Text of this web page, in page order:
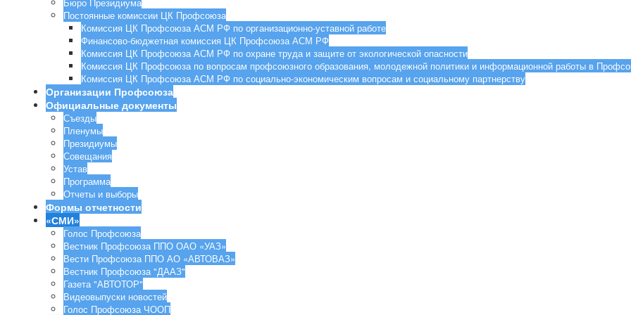
Постоянные комиссии ЦК Профсоюза
Комиссия ЦК Профсоюза АСМ РФ по организационно-уставной работе
Финансово-бюджетная комиссия ЦК Профсоюза АСМ РФ
Комиссия ЦК Профсоюза АСМ РФ по охране труда и защите от экологической опасности
Комиссия ЦК Профсоюза по вопросам профсоюзного образования, молодежной политики и информационной работы в
Комиссия ЦК Профсоюза АСМ РФ по социально-экономическим вопросам и социальному партнерству
Организации Профсоюза
Официальные документы
Съезды
Пленумы
Президиумы
Совещания
Устав
Программа
Отчеты и выборы
Формы отчетности
«СМИ»
Голос Профсоюза
Вестник Профсоюза ППО ОАО «УАЗ»
Вести Профсоюза ППО АО «АВТОВАЗ»
Вестник Профсоюза "ДААЗ"
Газета "АВТОТОР"
Видеовыпуски новостей
Голос Профсоюза ЧООП